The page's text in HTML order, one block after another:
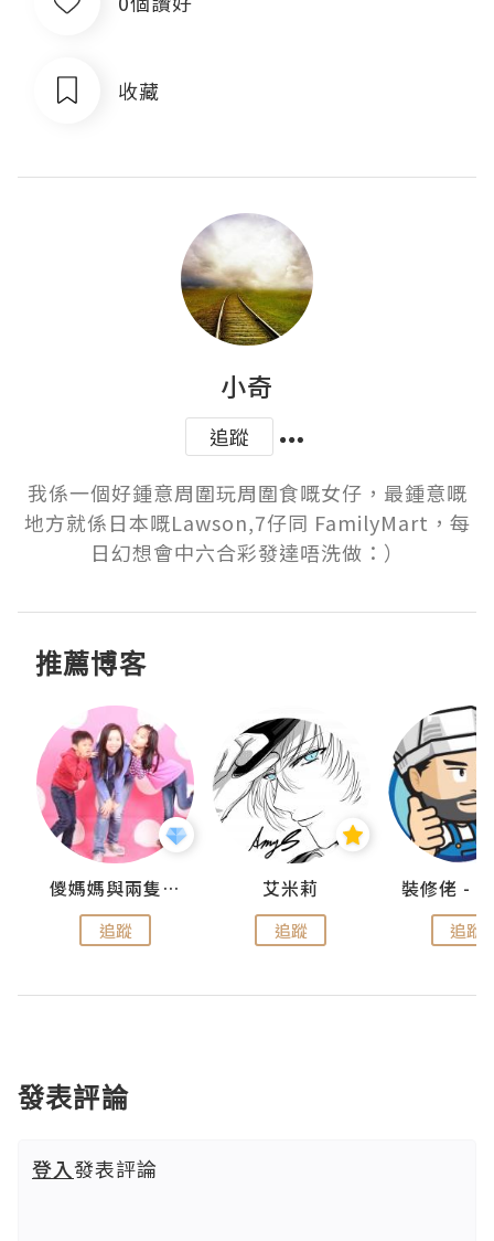
收藏
小奇
追蹤
我係一個好鍾意周圍玩周圍食嘅女仔，最鍾意嘅
地方就係日本嘅Lawson,7仔同 FamilyMart，每
日幻想會中六合彩發達唔洗做：）
推薦博客
儍媽媽與兩隻小魔怪之家
追蹤
艾米莉
追蹤 追蹤
發表評論
登入發表評論